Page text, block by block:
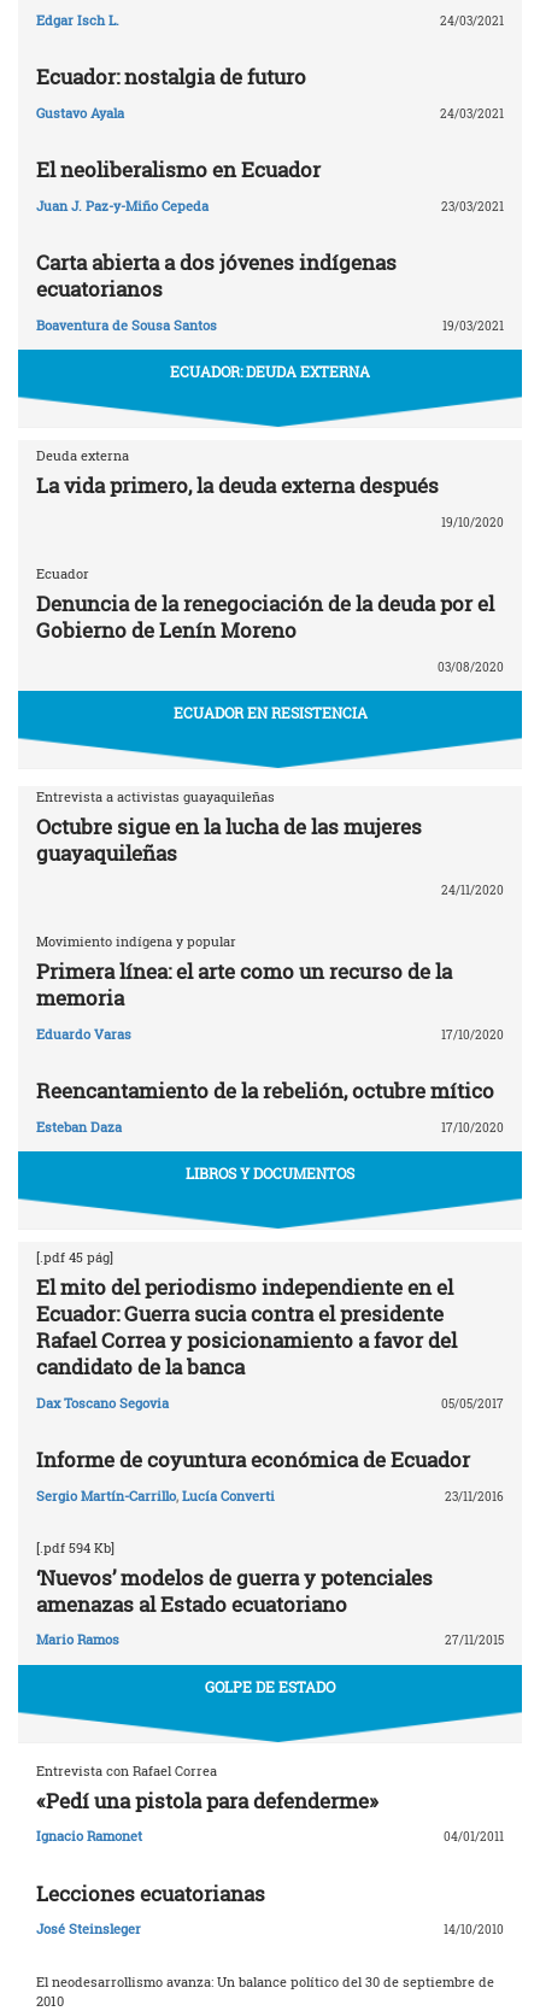
Edgar Isch L. 24/03/2021
Ecuador: nostalgia de futuro
Gustavo Ayala 24/03/2021
El neoliberalismo en Ecuador
Juan J. Paz-y-Miño Cepeda 23/03/2021
Carta abierta a dos jóvenes indígenas
ecuatorianos
Boaventura de Sousa Santos 19/03/2021
ECUADOR: DEUDA EXTERNA
Deuda externa
La vida primero, la deuda externa después
19/10/2020
Ecuador
Denuncia de la renegociación de la deuda por el
Gobierno de Lenín Moreno
03/08/2020
ECUADOR EN RESISTENCIA
Entrevista a activistas guayaquileñas
Octubre sigue en la lucha de las mujeres
guayaquileñas
24/11/2020
Movimiento indígena y popular
Primera línea: el arte como un recurso de la
memoria
Eduardo Varas 17/10/2020
Reencantamiento de la rebelión, octubre mítico
Esteban Daza 17/10/2020
LIBROS Y DOCUMENTOS
[.pdf 45 pág]
El mito del periodismo independiente en el
Ecuador: Guerra sucia contra el presidente
Rafael Correa y posicionamiento a favor del
candidato de la banca
Dax Toscano Segovia 05/05/2017
Informe de coyuntura económica de Ecuador
Sergio Martín-Carrillo, Lucía Converti 23/11/2016
[.pdf 594 Kb]
‘Nuevos’ modelos de guerra y potenciales
amenazas al Estado ecuatoriano
Mario Ramos 27/11/2015
GOLPE DE ESTADO
Entrevista con Rafael Correa
«Pedí una pistola para defenderme»
Ignacio Ramonet 04/01/2011
Lecciones ecuatorianas
José Steinsleger 14/10/2010
El neodesarrollismo avanza: Un balance político del 30 de septiembre de
2010